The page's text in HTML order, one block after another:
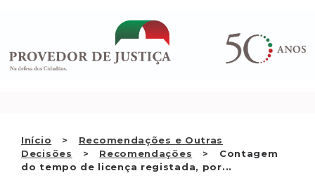
conteúdo
Início
Recomendações e Outras
Decisões
Recomendações
Contagem
do tempo de licença registada, por...
QUEM SOMOS
ATIVIDADE
RELAÇÕES INTERNACIONAIS
APRESENTAR QUEIXA